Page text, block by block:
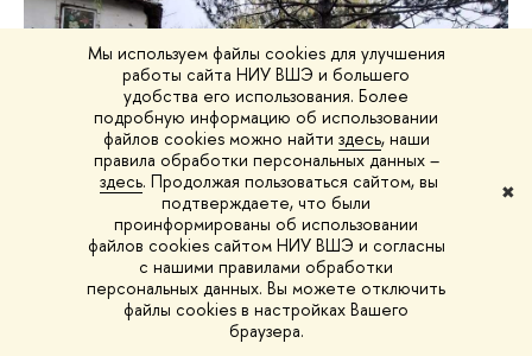
Мы используем файлы cookies для улучшения
работы сайта НИУ ВШЭ и большего
удобства его использования. Более
подробную информацию об использовании
файлов cookies можно найти здесь, наши
правила обработки персональных данных –
здесь. Продолжая пользоваться сайтом, вы
подтверждаете, что были
проинформированы об использовании
файлов cookies сайтом НИУ ВШЭ и согласны
с нашими правилами обработки
персональных данных. Вы можете отключить
файлы cookies в настройках Вашего
браузера.
✖
Сотрудничество Экспедиции Лингвистика
«Для фольклориста поле везде»
Стажировка в Сербии глазами исследователя народной